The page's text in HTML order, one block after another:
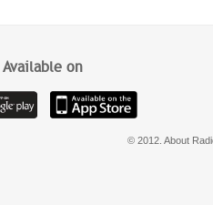
Available on
© 2012. About